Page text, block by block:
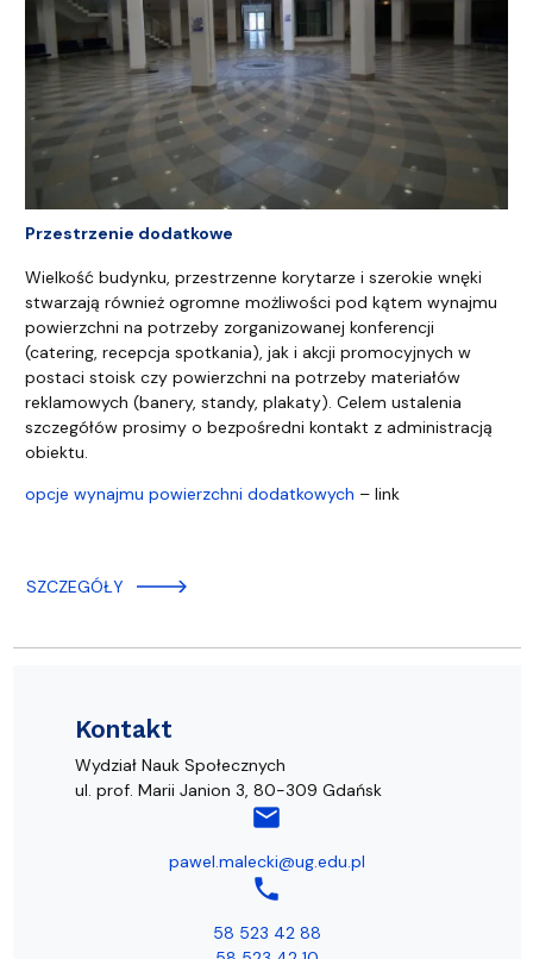
Przestrzenie dodatkowe
Wielkość budynku, przestrzenne korytarze i szerokie wnęki
stwarzają również ogromne możliwości pod kątem wynajmu
powierzchni na potrzeby zorganizowanej konferencji
(catering, recepcja spotkania), jak i akcji promocyjnych w
postaci stoisk czy powierzchni na potrzeby materiałów
reklamowych (banery, standy, plakaty). Celem ustalenia
szczegółów prosimy o bezpośredni kontakt z administracją
obiektu.
opcje wynajmu powierzchni dodatkowych – link
SZCZEGÓŁY
Kontakt
Wydział Nauk Społecznych
ul. prof. Marii Janion 3, 80-309 Gdańsk
mail
pawel.malecki@ug.edu.pl
phone
58 523 42 88